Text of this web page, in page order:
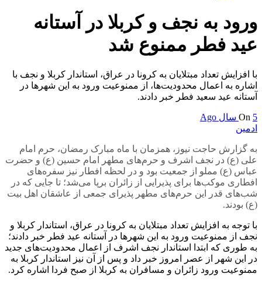
ورود به نجف و کربلا در آستانه
عید فطر ممنوع شد
با افزایش تعداد مبتلایان به کرونا در عراق، استاندار کربلا و نجف با
اشاره به اعمال محدودیت‌ها، از ممنوعیت ورود به این شهرها در
آستانه عید سعید فطر خبر دادند.
On 5 سال Ago
ادمین
به گزارش حاجت نیوز، همزمان با ماه مبارک رمضان، حرم امام
علی (ع) در نجف اشرف و حرم‌های مطهر امام حسین (ع) و حضرت
عباس (ع) مملو از جمعیت بود و در لحظه افطار نیز سفره‌های
افطاری موکب‌ها برای پذیرایی از زائران برپا می‌شد؛ تا جایی که در
شب‌های قدر این حرم‌های مطهر پذیرای جمعی از عاشقان اهل بیت
(ع) بودند.
با توجه به افزایش تعداد مبتلایان به کرونا در عراق، استاندار کربلا و
نجف از ممنوعیت ورود به این شهرها در آستانه عید فطر خبر دادند؛
به طوری که ابتدا استاندار نجف اشرف از اعمال محدودیت‌های جدید
در این شهر از عصر امروز خبر داد و پس از آن نیز استاندار کربلا به
ممنوعیت ورود زائران و مسافران به کربلا از صبح فردا اشاره کرد.